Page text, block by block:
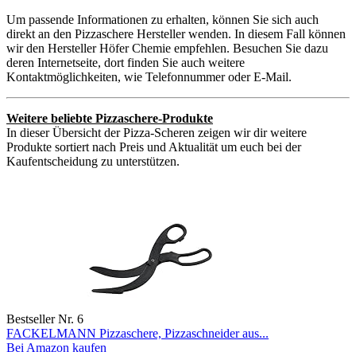
Um passende Informationen zu erhalten, können Sie sich auch
direkt an den Pizzaschere Hersteller wenden. In diesem Fall können
wir den Hersteller Höfer Chemie empfehlen. Besuchen Sie dazu
deren Internetseite, dort finden Sie auch weitere
Kontaktmöglichkeiten, wie Telefonnummer oder E-Mail.
Weitere beliebte Pizzaschere-Produkte
In dieser Übersicht der Pizza-Scheren zeigen wir dir weitere
Produkte sortiert nach Preis und Aktualität um euch bei der
Kaufentscheidung zu unterstützen.
Bestseller Nr. 6
FACKELMANN Pizzaschere, Pizzaschneider aus...
Bei Amazon kaufen